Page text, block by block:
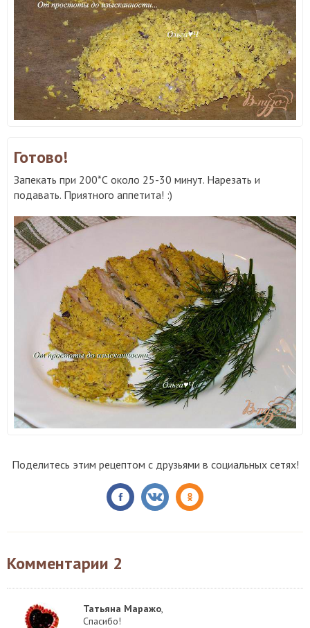
Готово!
Запекать при 200*С около 25-30 минут. Нарезать и
подавать. Приятного аппетита! :)
Поделитесь этим рецептом с друзьями в социальных сетях!
Комментарии 2
Татьяна Маражо,
Спасибо!